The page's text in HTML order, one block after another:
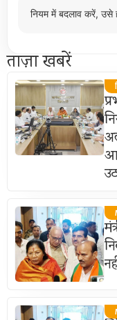
नियम में बदलाव करें, उसे
ताज़ा खबरें